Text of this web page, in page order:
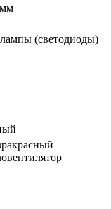
(светодиоды)